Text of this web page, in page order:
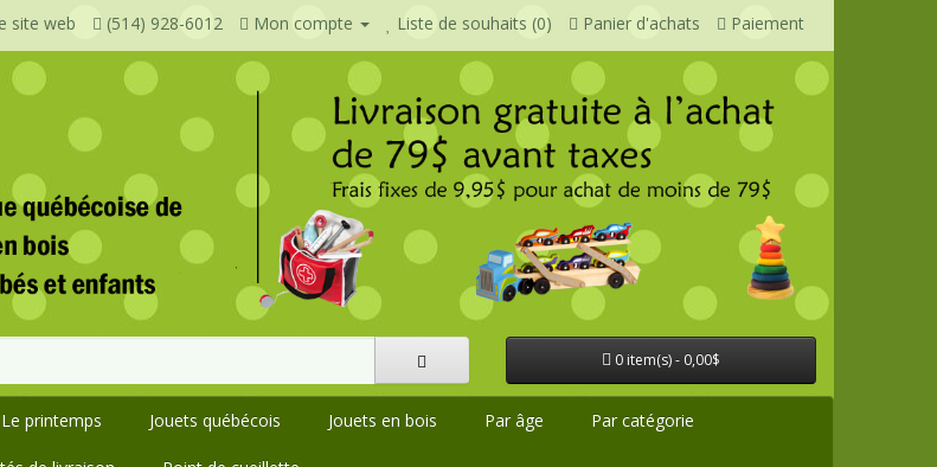
site web (514) 928-6012 Mon compte Liste de souhaits (0) Panier d'achats Paiement
0 item(s) - 0,00$
Le printemps Jouets québécois Jouets en bois Par âge Par catégorie